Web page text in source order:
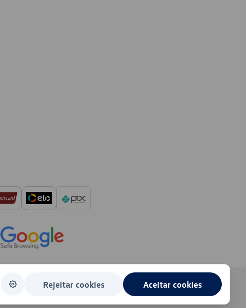
Rejeitar cookies Aceitar cookies